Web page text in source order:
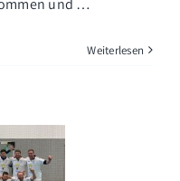
und …
Weiterlesen